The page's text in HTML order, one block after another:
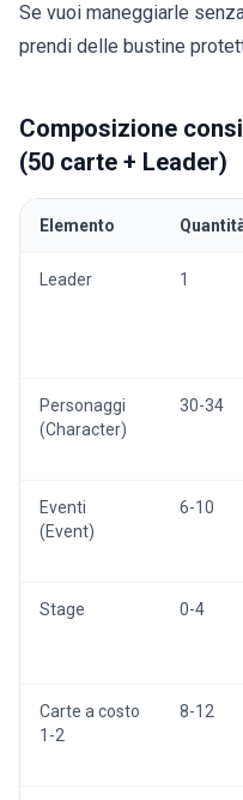
Se vuoi maneggiarle
prendi delle bustine
Composizione
(50 carte + Leader)
Elemento
Leader 1
Personaggi
(Character)
30-34
Eventi
(Event)
6-10
Stage 0-4
Carte a costo
1-2
8-12